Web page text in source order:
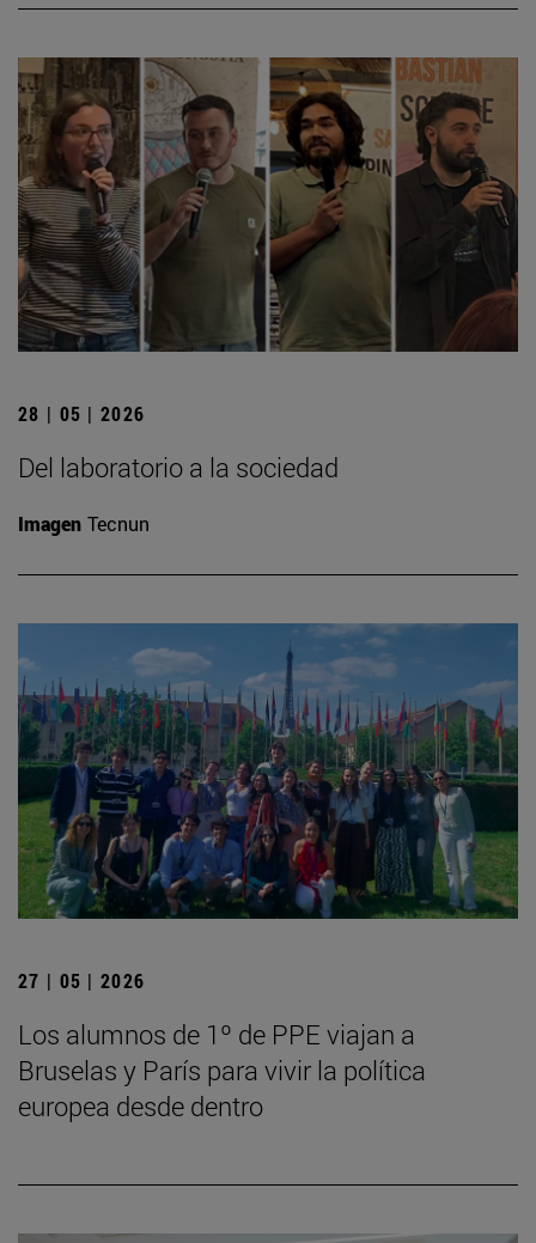
28 | 05 | 2026
Del laboratorio a la sociedad
Imagen Tecnun
27 | 05 | 2026
Los alumnos de 1º de PPE viajan a
Bruselas y París para vivir la política
europea desde dentro